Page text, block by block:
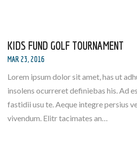
KIDS FUND GOLF TOURNAMENT
MAR 23, 2016
Lorem ipsum dolor sit amet, has ut
insolens ocurreret definiebas his. Ad
fastidii usu te. Aeque integre persius
vivendum. Elitr tacimates an…